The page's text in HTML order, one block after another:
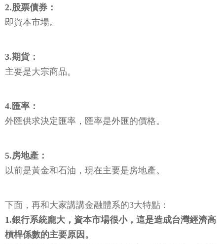
2.股票債券：
即資本市場。
3.期貨：
主要是大宗商品。
4.匯率：
外匯供求決定匯率，匯率是外匯的價格。
5.房地產：
以前是黃金和石油，現在主要是房地產。
下面，再和大家講講金融體系的3大特點：
1.銀行系統龐大，資本市場很小，這是造成台灣經濟高
槓桿係數的主要原因。